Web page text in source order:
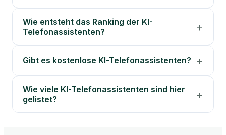
Wie entsteht das Ranking der KI-
Telefonassistenten?
Gibt es kostenlose KI-Telefonassistenten?
Wie viele KI-Telefonassistenten sind hier
gelistet?